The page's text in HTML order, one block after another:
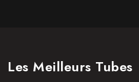
Les Meilleurs Tubes